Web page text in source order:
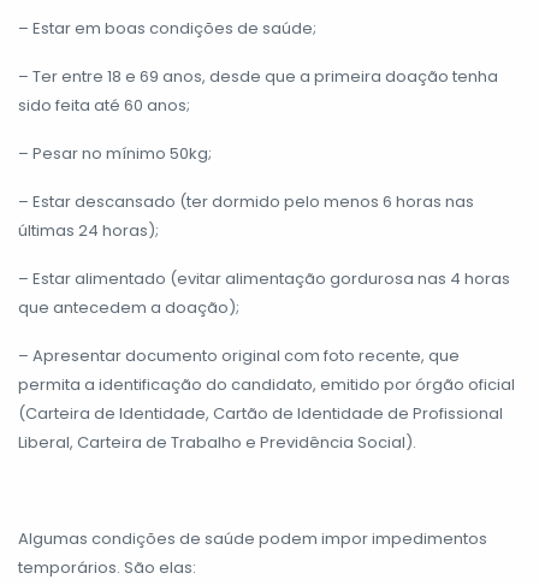
– Estar em boas condições de saúde;
– Ter entre 18 e 69 anos, desde que a primeira doação tenha
sido feita até 60 anos;
– Pesar no mínimo 50kg;
– Estar descansado (ter dormido pelo menos 6 horas nas
últimas 24 horas);
– Estar alimentado (evitar alimentação gordurosa nas 4 horas
que antecedem a doação);
– Apresentar documento original com foto recente, que
permita a identificação do candidato, emitido por órgão oficial
(Carteira de Identidade, Cartão de Identidade de Profissional
Liberal, Carteira de Trabalho e Previdência Social).
Algumas condições de saúde podem impor impedimentos
temporários. São elas: